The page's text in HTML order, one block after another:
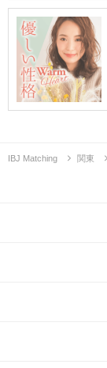
IBJ Matching 関東